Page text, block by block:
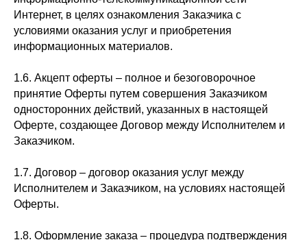
Интернет, в целях ознакомления Заказчика с
условиями оказания услуг и приобретения
информационных материалов.
1.6. Акцепт оферты – полное и безоговорочное
принятие Оферты путем совершения Заказчиком
односторонних действий, указанных в настоящей
Оферте, создающее Договор между Исполнителем и
Заказчиком.
1.7. Договор – договор оказания услуг между
Исполнителем и Заказчиком, на условиях настоящей
Оферты.
1.8. Оформление заказа – процедура подтверждения